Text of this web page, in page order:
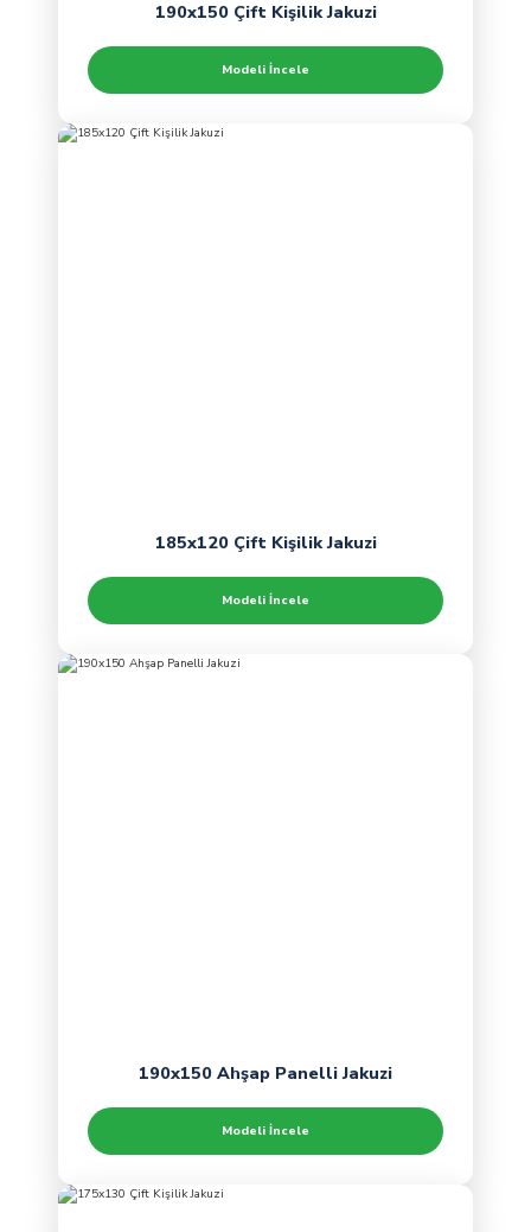
190x150 Çift Kişilik Jakuzi
Modeli İncele
185x120 Çift Kişilik Jakuzi
Modeli İncele
190x150 Ahşap Panelli Jakuzi
Modeli İncele